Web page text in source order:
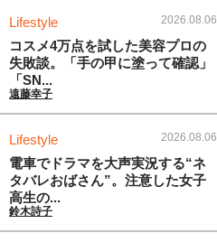
Lifestyle 2026.08.06
コスメ4万点を試した美容プロの
失敗談。「手の甲に塗って確認」
「SN...
遠藤幸子
Lifestyle 2026.08.06
電車でドラマを大声実況する“ネ
タバレおばさん”。注意した女子
高生の...
鈴木詩子